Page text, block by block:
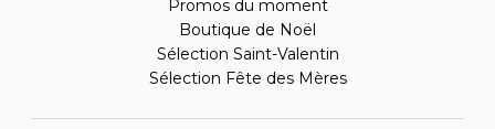
Promos du moment
Boutique de Noël
Sélection Saint-Valentin
Sélection Fête des Mères